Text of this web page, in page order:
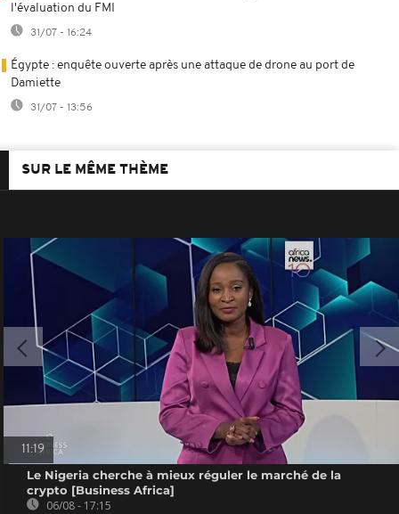
l'évaluation du FMI
31/07 - 16:24
Égypte : enquête ouverte après une attaque de drone au port de
Damiette
31/07 - 13:56
SUR LE MÊME THÈME
11:19
Le Nigeria cherche à mieux réguler le marché de la
crypto [Business Africa]
06/08 - 17:15